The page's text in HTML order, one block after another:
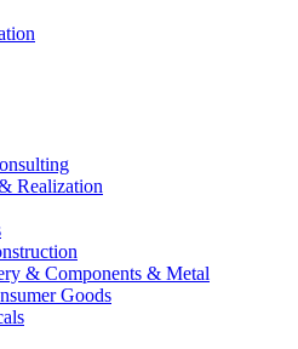
Realization
& Components & Metal
Goods